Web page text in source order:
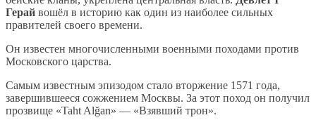
Герай вошёл в историю как один из наиболее сильных
правителей своего времени.
Он известен многочисленными военными походами против
Московского царства.
Самым известным эпизодом стало вторжение 1571 года,
завершившееся сожжением Москвы. За этот поход он получил
прозвище «Taht Alğan» — «Взявший трон».